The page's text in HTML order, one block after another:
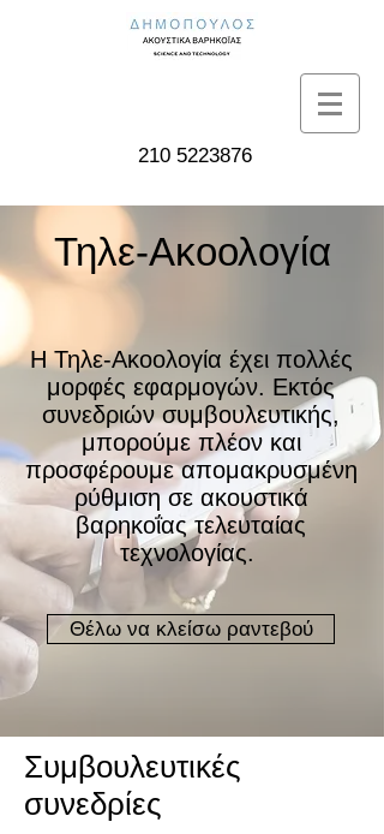
210 5223876
Τηλε-Ακοολογία
Η Τηλε-Ακοολογία έχει πολλές
μορφές εφαρμογών. Εκτός
συνεδριών συμβουλευτικής,
μπορούμε πλέον και
προσφέρουμε απομακρυσμένη
ρύθμιση σε ακουστικά
βαρηκοΐας τελευταίας
τεχνολογίας.
Θέλω να κλείσω ραντεβού
Συμβουλευτικές
συνεδρίες